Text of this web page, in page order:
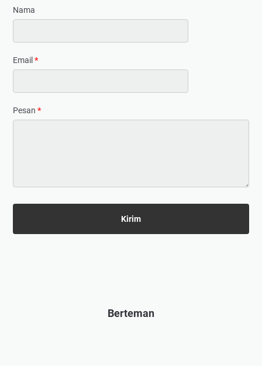
Nama
Email *
Pesan *
Berteman